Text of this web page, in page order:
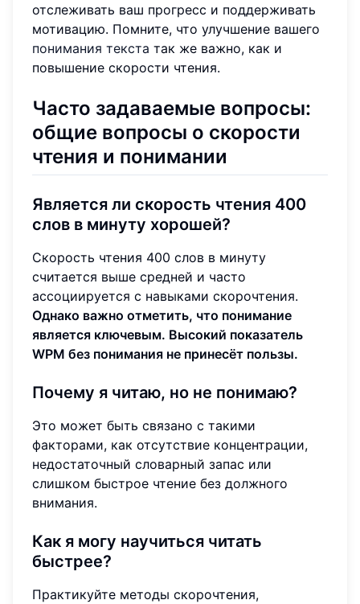
отслеживать ваш прогресс и поддерживать
мотивацию. Помните, что улучшение вашего
понимания текста так же важно, как и
повышение скорости чтения.
Часто задаваемые вопросы:
общие вопросы о скорости
чтения и понимании
Является ли скорость чтения 400
слов в минуту хорошей?
Скорость чтения 400 слов в минуту
считается выше средней и часто
ассоциируется с навыками скорочтения.
Однако важно отметить, что понимание
является ключевым. Высокий показатель
WPM без понимания не принесёт пользы.
Почему я читаю, но не понимаю?
Это может быть связано с такими
факторами, как отсутствие концентрации,
недостаточный словарный запас или
слишком быстрое чтение без должного
внимания.
Как я могу научиться читать
быстрее?
Практикуйте методы скорочтения,